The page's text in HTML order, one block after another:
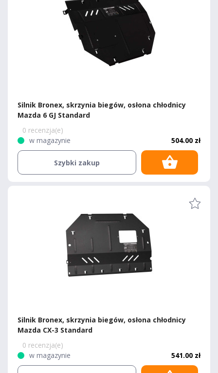
Silnik Bronex, skrzynia biegów, osłona chłodnicy
Mazda 6 GJ Standard
0 recenzja(e)
w magazynie
504.00 zł
Szybki zakup
Silnik Bronex, skrzynia biegów, osłona chłodnicy
Mazda CX-3 Standard
0 recenzja(e)
w magazynie
541.00 zł